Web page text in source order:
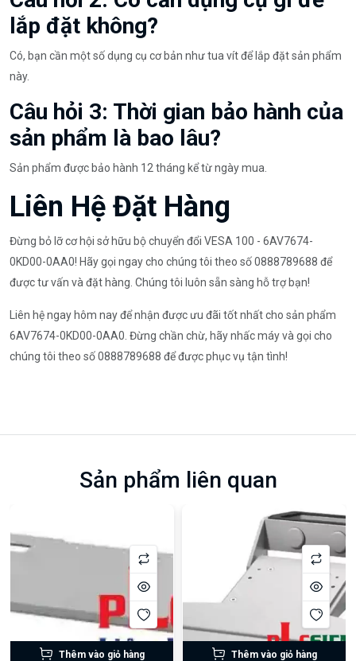
lắp đặt không?
Có, bạn cần một số dụng cụ cơ bản như tua vít để lắp đặt sản phẩm
này.
Câu hỏi 3: Thời gian bảo hành của
sản phẩm là bao lâu?
Sản phẩm được bảo hành 12 tháng kể từ ngày mua.
Liên Hệ Đặt Hàng
Đừng bỏ lỡ cơ hội sở hữu bộ chuyển đổi VESA 100 - 6AV7674-
0KD00-0AA0! Hãy gọi ngay cho chúng tôi theo số 0888789688 để
được tư vấn và đặt hàng. Chúng tôi luôn sẵn sàng hỗ trợ bạn!
Liên hệ ngay hôm nay để nhận được ưu đãi tốt nhất cho sản phẩm
6AV7674-0KD00-0AA0. Đừng chần chừ, hãy nhấc máy và gọi cho
chúng tôi theo số 0888789688 để được phục vụ tận tình!
Sản phẩm liên quan
Thêm vào giỏ hàng Thêm vào giỏ hàng